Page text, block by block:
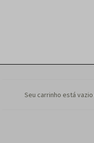
Seu carrinho está vazio